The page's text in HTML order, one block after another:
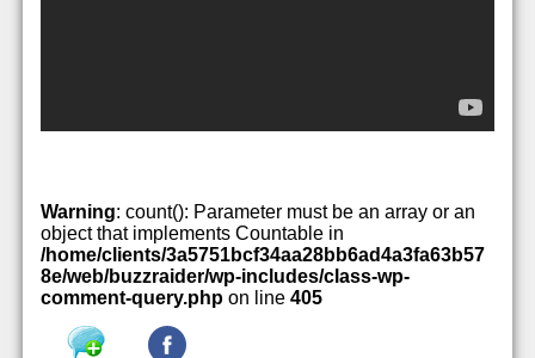
Warning: count(): Parameter must be an array or an
object that implements Countable in
/home/clients/3a5751bcf34aa28bb6ad4a3fa63b57
8e/web/buzzraider/wp-includes/class-wp-
comment-query.php on line 405